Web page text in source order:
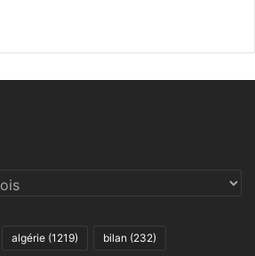
algérie (1219) bilan (232)